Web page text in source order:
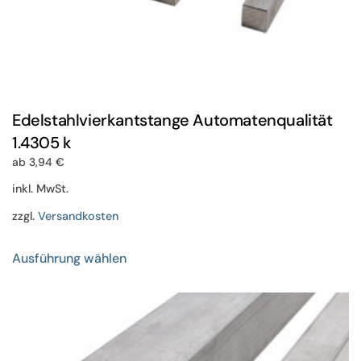
Edelstahlvierkantstange Automatenqualität
1.4305 k
ab 3,94 €
inkl. MwSt.
zzgl. Versandkosten
Ausführung wählenProdukt
mehrere
Varianten